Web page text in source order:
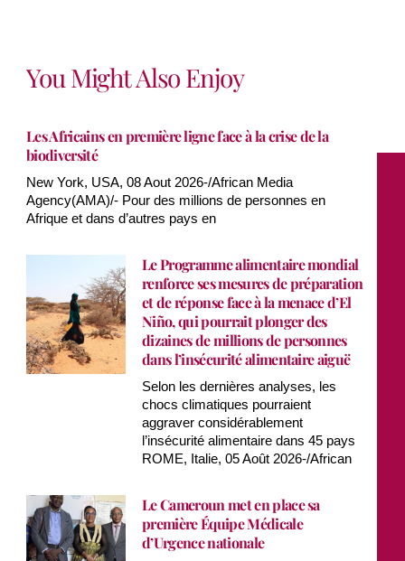
You Might Also Enjoy
Les Africains en première ligne face à la crise de la
biodiversité
New York, USA, 08 Aout 2026-/African Media
Agency(AMA)/- Pour des millions de personnes en
Afrique et dans d’autres pays en
Le Programme alimentaire mondial
renforce ses mesures de préparation
et de réponse face à la menace d’El
Niño, qui pourrait plonger des
dizaines de millions de personnes
dans l’insécurité alimentaire aiguë
Selon les dernières analyses, les
chocs climatiques pourraient
aggraver considérablement
l’insécurité alimentaire dans 45 pays
ROME, Italie, 05 Août 2026-/African
Le Cameroun met en place sa
première Équipe Médicale
d’Urgence nationale